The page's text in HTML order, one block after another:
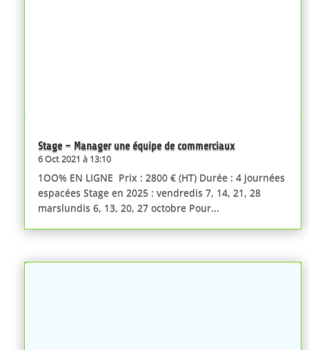
Stage – Manager une équipe de commerciaux
6 Oct 2021 à 13:10
1OO% EN LIGNE Prix : 2800 € (HT) Durée : 4 journées
espacées Stage en 2025 : vendredis 7, 14, 21, 28
marslundis 6, 13, 20, 27 octobre Pour...